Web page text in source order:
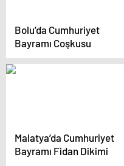
Bolu’da Cumhuriyet
Bayramı Coşkusu
Malatya’da Cumhuriyet
Bayramı Fidan Dikimi